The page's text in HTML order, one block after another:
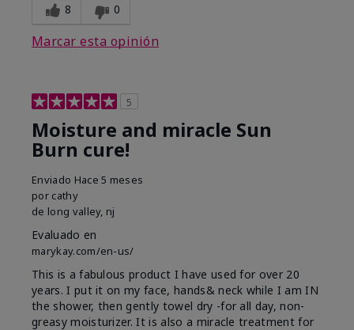
8 0
Marcar esta opinión
5
Moisture and miracle Sun
Burn cure!
Enviado Hace 5 meses
por cathy
de long valley, nj
Evaluado en
marykay.com/en-us/
This is a fabulous product I have used for over 20
years. I put it on my face, hands& neck while I am IN
the shower, then gently towel dry -for all day, non-
greasy moisturizer. It is also a miracle treatment for